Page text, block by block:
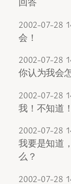
2002-07-28
会！
2002-07-28
你认为我会
2002-07-28
我！不知道
2002-07-28
我要是知道
么？
2002-07-28